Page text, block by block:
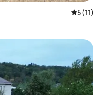
5 de uma
5 (11)